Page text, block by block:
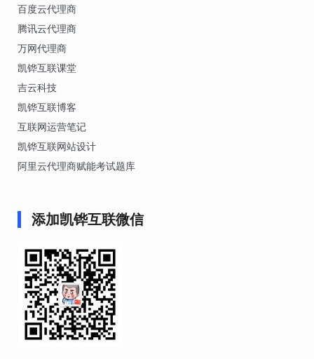
百度云代理商
腾讯云代理商
万网代理商
凯铧互联课堂
吉云科技
凯铧互联博客
互联网运营笔记
凯铧互联网站设计
阿里云代理商赋能考试题库
添加凯铧互联微信